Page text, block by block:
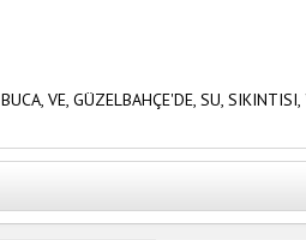
BUCA, VE, GÜZELBAHÇE'DE, SU, SIKINTISI,